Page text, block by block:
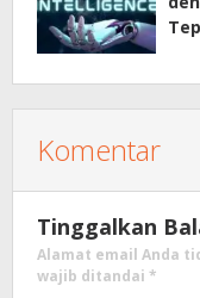
Komentar
Tinggalkan
Alamat email Anda
wajib ditandai *